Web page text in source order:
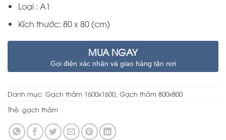
Loại : A1
Kích thước: 80 x 80 (cm)
MUA NGAY
Gọi điện xác nhận và giao hàng tận nơi
Danh mục: Gạch thảm 1600x1600, Gạch thảm 800x800
Thẻ: gạch thảm